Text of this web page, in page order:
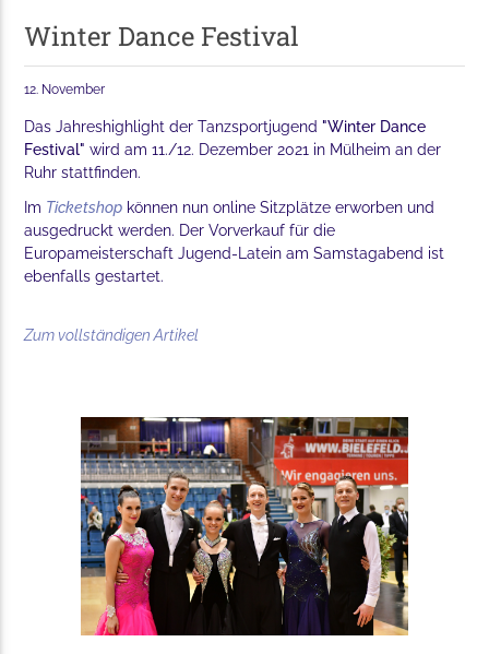
Winter Dance Festival
12. November
Das Jahreshighlight der Tanzsportjugend "Winter Dance
Festival" wird am 11./12. Dezember 2021 in Mülheim an der
Ruhr stattfinden.
Im Ticketshop können nun online Sitzplätze erworben und
ausgedruckt werden. Der Vorverkauf für die
Europameisterschaft Jugend-Latein am Samstagabend ist
ebenfalls gestartet.
Zum vollständigen Artikel